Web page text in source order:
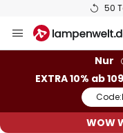
50
Inhalt
Nur
EXTRA 10% ab
Code:
WOW